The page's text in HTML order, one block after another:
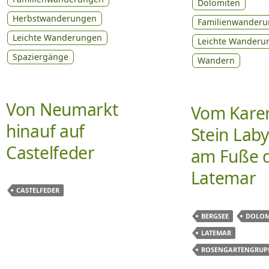
Herbstwanderungen
Leichte Wanderungen
Spaziergänge
Von Neumarkt
hinauf auf
Castelfeder
CASTELFEDER
Dolomiten
Leichte
Wandern
Vom
Stein
am Fuße
Latemar
BERGSEE
LATEMAR